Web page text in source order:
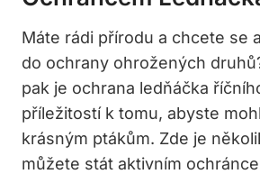
Máte rádi přírodu a chcete se
do ochrany ohrožených
pak je ochrana ledňáčka
příležitostí k tomu, abyste
krásným ptákům. Zde je
můžete stát aktivním